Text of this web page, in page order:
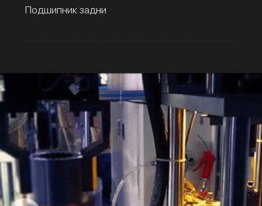
Подшипник задни